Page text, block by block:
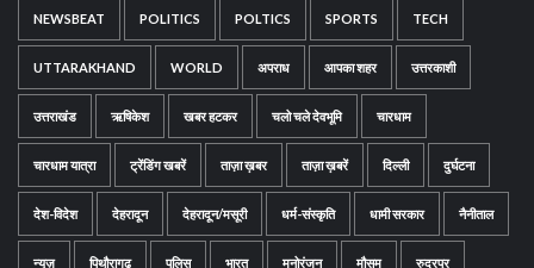
NEWSBEAT POLITICS POLTICS SPORTS TECH
UTTARAKHAND WORLD अपराध आपका शहर उत्तरकाशी
उत्तराखंड ऋषिकेश खबर हटकर चलो चले देवभूमि चारधाम
चारधाम यात्रा ट्रेंडिंग खबरें ताज़ा ख़बर ताज़ा ख़बरें दिल्ली दुर्घटना
देश-विदेश देहरादून देहरादून/मसूरी धर्म-संस्कृति धामी सरकार नैनीताल
न्यूज़ पिथौरागढ़ पुलिस भारत मनोरंजन मौसम रुद्रपुर